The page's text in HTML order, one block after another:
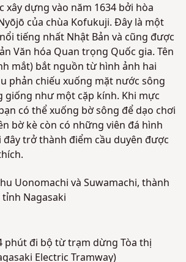
xây dựng vào năm 1634 bởi hòa
của chùa Kofukuji. Đây là một
tiếng nhất Nhật Bản và cũng được
Văn hóa Quan trọng Quốc gia. Tên
mắt) bắt nguồn từ hình ảnh hai
phản chiếu xuống mặt nước sông
giống như một cặp kính. Khi mực
có thể xuống bờ sông để dạo chơi
bờ kè còn có những viên đá hình
trở thành điểm cầu duyên được
Uonomachi và Suwamachi, thành
Nagasaki
phút đi bộ từ trạm dừng Tòa thị
Electric Tramway)